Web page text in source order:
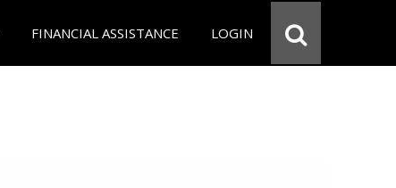
FINANCIAL ASSISTANCE LOGIN